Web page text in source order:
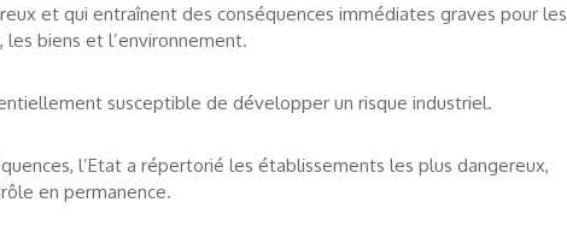
et qui entraînent des conséquences immédiates graves pour les
biens et l’environnement.
susceptible de développer un risque industriel.
l’Etat a répertorié les établissements les plus dangereux,
en permanence.